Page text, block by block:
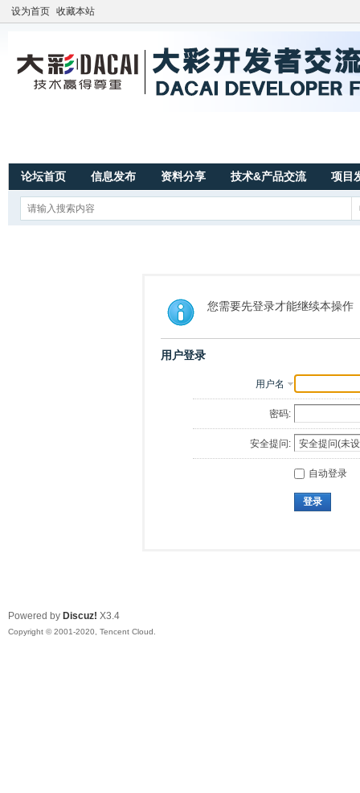
设为首页 收藏本站
论坛首页 信息发布 资料分享 技术&产品交流 项目
您需要先登录才能继续本操作
用户登录
用户名
密码:
安全提问:
自动登录
登录
Powered by Discuz! X3.4
Copyright © 2001-2020, Tencent Cloud.